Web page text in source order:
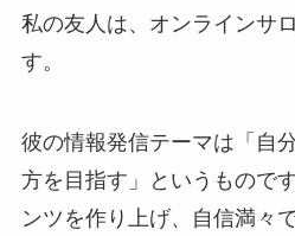
私の友人は、オンラインサ
す。
彼の情報発信テーマは「自
方を目指す」というもので
ンツを作り上げ、自信満々で